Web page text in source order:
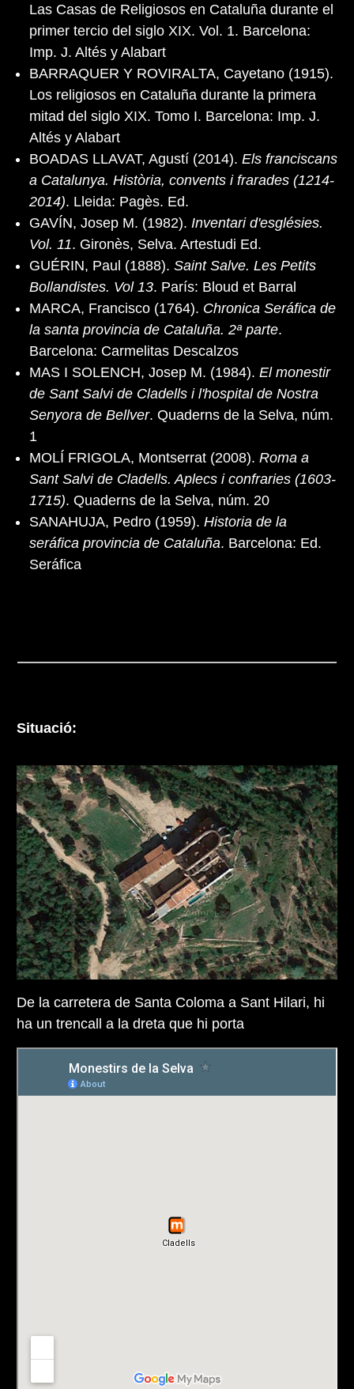
Las Casas de Religiosos en Cataluña durante el
primer tercio del siglo XIX. Vol. 1. Barcelona:
Imp. J. Altés y Alabart
BARRAQUER Y ROVIRALTA, Cayetano (1915).
Los religiosos en Cataluña durante la primera
mitad del siglo XIX. Tomo I. Barcelona: Imp. J.
Altés y Alabart
BOADAS LLAVAT, Agustí (2014). Els franciscans
a Catalunya. Història, convents i frarades (1214-
2014). Lleida: Pagès. Ed.
GAVÍN, Josep M. (1982). Inventari d'esglésies.
Vol. 11. Gironès, Selva. Artestudi Ed.
GUÉRIN, Paul (1888). Saint Salve. Les Petits
Bollandistes. Vol 13. París: Bloud et Barral
MARCA, Francisco (1764). Chronica Seráfica de
la santa provincia de Cataluña. 2ª parte.
Barcelona: Carmelitas Descalzos
MAS I SOLENCH, Josep M. (1984). El monestir
de Sant Salvi de Cladells i l'hospital de Nostra
Senyora de Bellver. Quaderns de la Selva, núm.
1
MOLÍ FRIGOLA, Montserrat (2008). Roma a
Sant Salvi de Cladells. Aplecs i confraries (1603-
1715). Quaderns de la Selva, núm. 20
SANAHUJA, Pedro (1959). Historia de la
seráfica provincia de Cataluña. Barcelona: Ed.
Seráfica
Situació:
De la carretera de Santa Coloma a Sant Hilari, hi
ha un trencall a la dreta que hi porta